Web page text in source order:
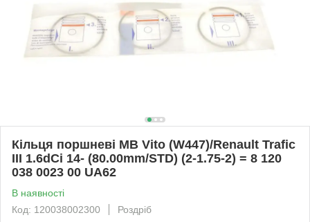
Кільця поршневі MB Vito (W447)/Renault Trafic
III 1.6dCi 14- (80.00mm/STD) (2-1.75-2) = 8 120
038 0023 00 UA62
В наявності
Код: 120038002300
Роздріб